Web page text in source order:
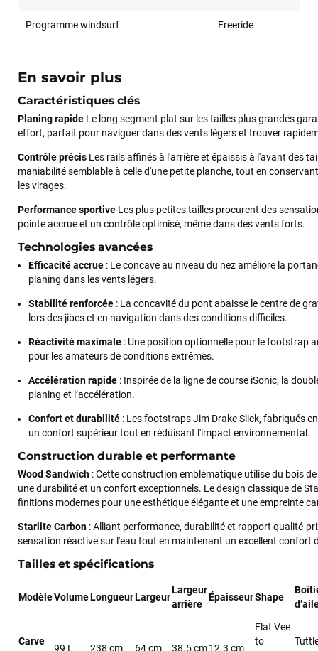
Programme windsurf Freeride
En savoir plus
Caractéristiques clés
Planing rapide Le long segment plat sur les tailles plus grandes
effort, parfait pour naviguer dans des vents légers et trouver
Contrôle précis Les rails affinés à l'arrière et épaissis à l'avant des
maniabilité semblable à celle d'une petite planche, tout en
les virages.
Performance sportive Les plus petites tailles procurent des
pointe accrue et un contrôle optimisé, même dans des vents forts.
Technologies avancées
Efficacité accrue : Le concave au niveau du nez améliore la
planing dans les vents légers.
Stabilité renforcée : La concavité du pont abaisse le centre de
lors des jibes et en navigation dans des conditions difficiles.
Réactivité maximale : Une position optionnelle pour le footstrap
pour les amateurs de conditions extrêmes.
Accélération rapide : Inspirée de la ligne de course iSonic, la
planing et l’accélération.
Confort et durabilité : Les footstraps Jim Drake Slick, fabriqués
un confort supérieur tout en réduisant l'impact environnemental.
Construction durable et performante
Wood Sandwich : Cette construction emblématique utilise du bois
une durabilité et un confort exceptionnels. Le design classique de
finitions modernes pour une esthétique élégante et une empreinte
Starlite Carbon : Alliant performance, durabilité et rapport qualité-
sensation réactive sur l'eau tout en maintenant un excellent confort
Tailles et spécifications
ModèleVolumeLongueurLargeur
Largeur
arrière
ÉpaisseurShape
Carve
99 L 238 cm 64 cm 38.5 cm12.3 cm
Flat Vee
to